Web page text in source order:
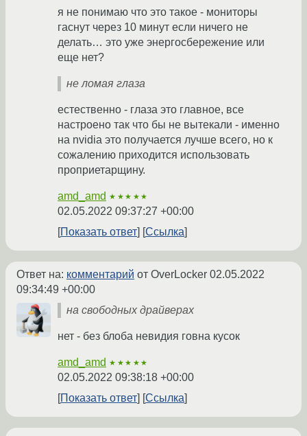
я не понимаю что это такое - мониторы
гаснут через 10 минут если ничего не
делать… это уже энергосбережение или
еще нет?
не ломая глаза
естественно - глаза это главное, все
настроено так что бы не вытекали - именно
на nvidia это получается лучше всего, но к
сожалению приходится использовать
проприетарщину.
amd_amd ★★★★★
02.05.2022 09:37:27 +00:00
Показать ответ
Ссылка
Ответ на: комментарий от OverLocker 02.05.2022
09:34:49 +00:00
на свободных драйверах
нет - без блоба невидия говна кусок
amd_amd ★★★★★
02.05.2022 09:38:18 +00:00
Показать ответ
Ссылка